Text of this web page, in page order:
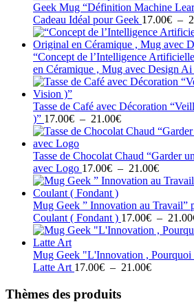
Geek Mug “Définition Machine
Cadeau Idéal pour Geek 17.00€ –
“Concept de l’Intelligence
en Céramique , Mug avec Design Ai
Tasse de Café avec Décoration
)” 17.00€ – 21.00€Plage
de
17.00€
à
21.00€
Tasse de Chocolat Chaud “Garder
avec Logo 17.00€ – 21.00€Plage
de
17.00€
à
21.00€
Mug Geek ” Innovation au Travail”
Coulant ( Fondant ) 17.00€ – 21.00
Mug Geek "L'Innovation , Pourquoi
Latte Art 17.00€ – 21.00€Plage
Thèmes des produits